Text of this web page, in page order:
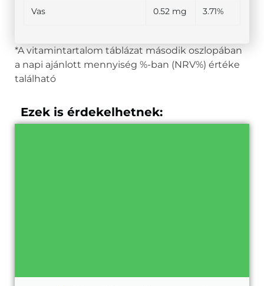
Vas 0.52 mg 3.71%
*A vitamintartalom táblázat második oszlopában
a napi ajánlott mennyiség %-ban (NRV%) értéke
található
Ezek is érdekelhetnek: